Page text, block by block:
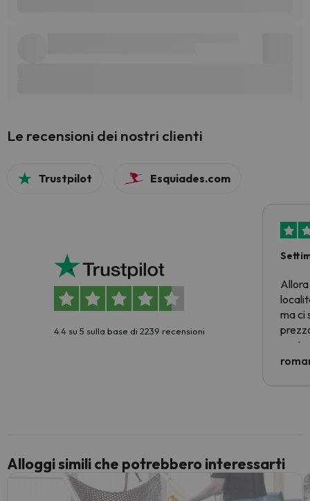
Le recensioni dei nostri clienti
Trustpilot Esquiades.com
4.4 su 5 sulla base di 2239 recensioni
Allora
ma ci
Alloggi simili che potrebbero interessarti